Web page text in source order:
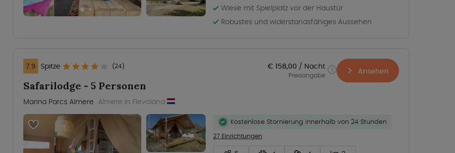
Wiese mit Spielplatz vor der Haustür
Robustes und widerstandsfähiges Aussehen
7.9 Spitze (24)
Safarilodge - 5 Personen
Marina Parcs Almere Almere in Flevoland
Kostenlose Stornierung innerhalb von 24 Stunden
27 Einrichtungen
€ 158,00 Nacht
Preisangabe Ansehen